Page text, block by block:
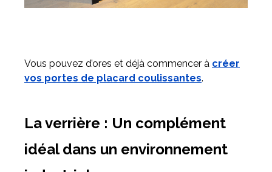
Vous pouvez d’ores et déjà commencer à créer
vos portes de placard coulissantes.
La verrière : Un complément
idéal dans un environnement